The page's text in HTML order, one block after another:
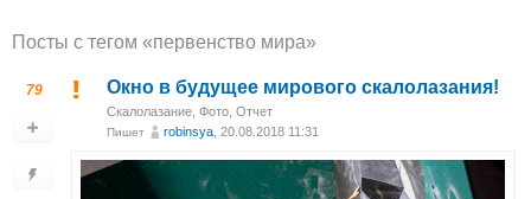
Посты c тегом «первенство мира»
79 Окно в будущее мирового скалолазания!
Скалолазание Фото Отчет
Пишет robinsya , 20.08.2018 11:31